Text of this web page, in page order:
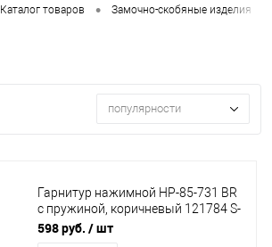
Каталог товаров • Замочно-скобяные изделия
популярности
Гарнитур нажимной НР-85-731 BR
с пружиной, коричневый 121784 S-
Locked***
598 руб. / шт